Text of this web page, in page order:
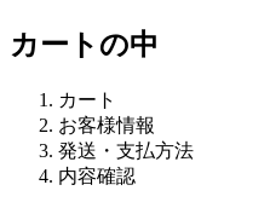
カートの中
カート
お客様情報
発送・支払方法
内容確認